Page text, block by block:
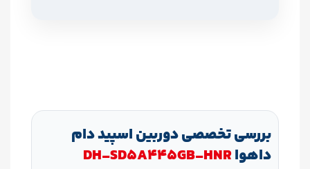
بررسی تخصصی دوربین اسپید دام
داهواDH‑SD5A445GB‑HNR